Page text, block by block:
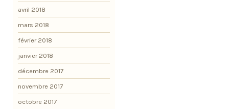
avril 2018
mars 2018
février 2018
janvier 2018
décembre 2017
novembre 2017
octobre 2017